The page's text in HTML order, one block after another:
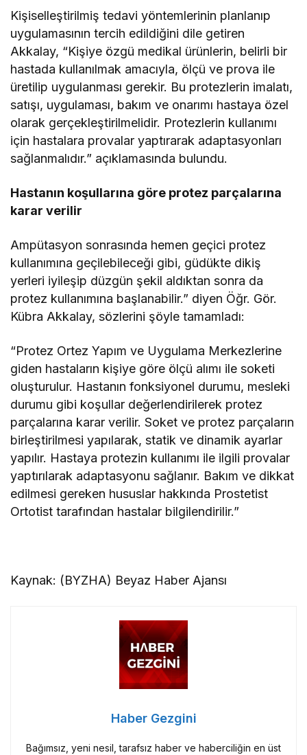
Kişiselleştirilmiş tedavi yöntemlerinin planlanıp
uygulamasının tercih edildiğini dile getiren
Akkalay, “Kişiye özgü medikal ürünlerin, belirli bir
hastada kullanılmak amacıyla, ölçü ve prova ile
üretilip uygulanması gerekir. Bu protezlerin imalatı,
satışı, uygulaması, bakım ve onarımı hastaya özel
olarak gerçekleştirilmelidir. Protezlerin kullanımı
için hastalara provalar yaptırarak adaptasyonları
sağlanmalıdır.” açıklamasında bulundu.
Hastanın koşullarına göre protez parçalarına
karar verilir
Ampütasyon sonrasında hemen geçici protez
kullanımına geçilebileceği gibi, güdükte dikiş
yerleri iyileşip düzgün şekil aldıktan sonra da
protez kullanımına başlanabilir.” diyen Öğr. Gör.
Kübra Akkalay, sözlerini şöyle tamamladı:
“Protez Ortez Yapım ve Uygulama Merkezlerine
giden hastaların kişiye göre ölçü alımı ile soketi
oluşturulur. Hastanın fonksiyonel durumu, mesleki
durumu gibi koşullar değerlendirilerek protez
parçalarına karar verilir. Soket ve protez parçaların
birleştirilmesi yapılarak, statik ve dinamik ayarlar
yapılır. Hastaya protezin kullanımı ile ilgili provalar
yaptırılarak adaptasyonu sağlanır. Bakım ve dikkat
edilmesi gereken hususlar hakkında Prostetist
Ortotist tarafından hastalar bilgilendirilir.”
Kaynak: (BYZHA) Beyaz Haber Ajansı
Haber Gezgini
Bağımsız, yeni nesil, tarafsız haber ve haberciliğin en üst